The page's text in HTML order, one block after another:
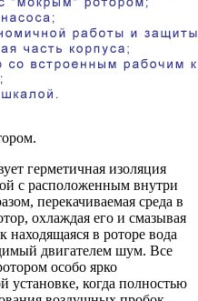
герметичная изоляция
с расположенным внутри
перекачиваемая среда в
охлаждая его и смазывая
в роторе вода
двигателем шум. Все
особо ярко
установке, когда полностью